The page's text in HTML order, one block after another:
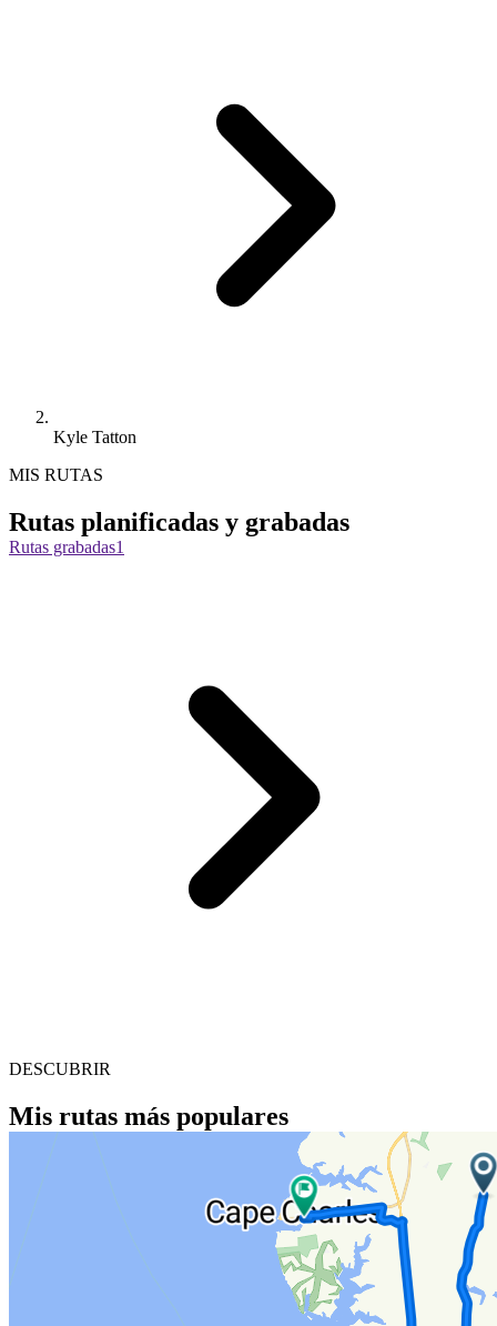
Kyle Tatton
MIS RUTAS
Rutas planificadas y grabadas
Rutas grabadas1
DESCUBRIR
Mis rutas más populares